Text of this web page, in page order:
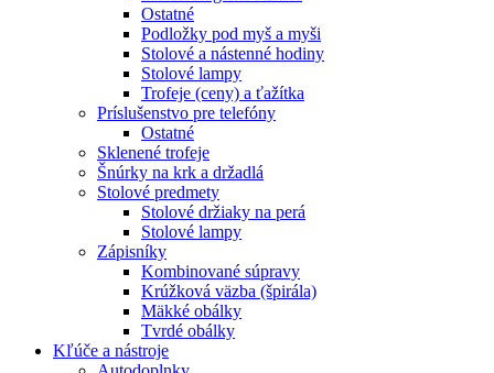
Ostatné
Podložky pod myš a myši
Stolové a nástenné hodiny
Stolové lampy
Trofeje (ceny) a ťažítka
Príslušenstvo pre telefóny
Ostatné
Sklenené trofeje
Šnúrky na krk a držadlá
Stolové predmety
Stolové držiaky na perá
Stolové lampy
Zápisníky
Kombinované súpravy
Krúžková väzba (špirála)
Mäkké obálky
Tvrdé obálky
Kľúče a nástroje